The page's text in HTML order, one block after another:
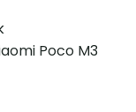
Poco M3